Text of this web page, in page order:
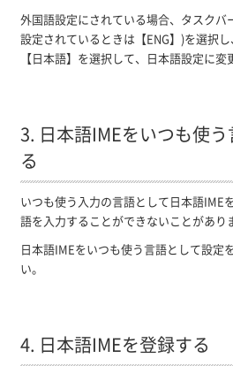
外国語設定にされている場合、タスクバ
設定されているときは【ENG】)を選択
【日本語】を選択して、日本語設定に変
3. 日本語IMEをいつも使
る
いつも使う入力の言語として日本語IME
語を入力することができないことがあり
日本語IMEをいつも使う言語として設定
い。
4. 日本語IMEを登録する